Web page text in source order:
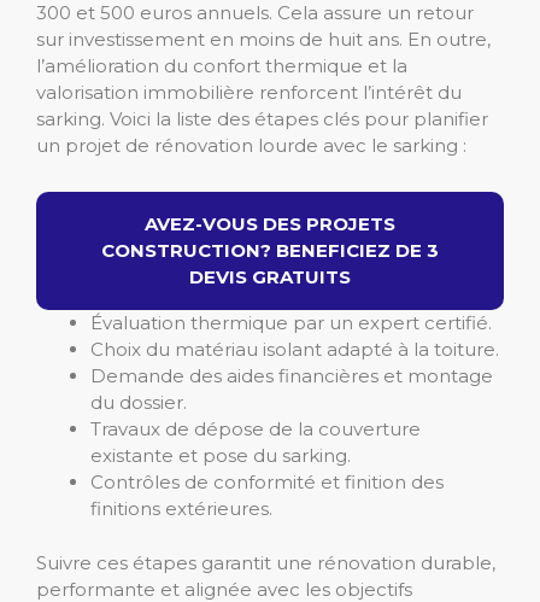
300 et 500 euros annuels. Cela assure un retour
sur investissement en moins de huit ans. En outre,
l’amélioration du confort thermique et la
valorisation immobilière renforcent l’intérêt du
sarking. Voici la liste des étapes clés pour planifier
un projet de rénovation lourde avec le sarking :
AVEZ-VOUS DES PROJETS
CONSTRUCTION? BENEFICIEZ DE 3
DEVIS GRATUITS
Évaluation thermique par un expert certifié.
Choix du matériau isolant adapté à la toiture.
Demande des aides financières et montage
du dossier.
Travaux de dépose de la couverture
existante et pose du sarking.
Contrôles de conformité et finition des
finitions extérieures.
Suivre ces étapes garantit une rénovation durable,
performante et alignée avec les objectifs